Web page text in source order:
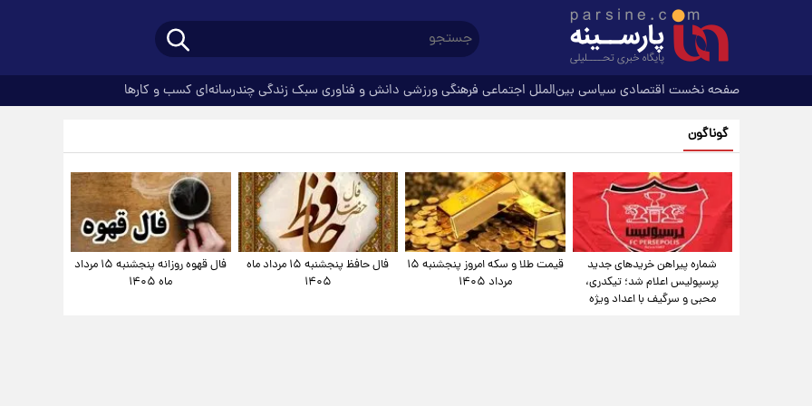
صفحه نخست اقتصادی سیاسی بین‌الملل اجتماعی فرهنگیورزشی دانش و فناوری سبک زندگیچندرسانه‌ای کسب و کارها
گوناگون
شماره پیراهن خریدهای جدید
پرسپولیس اعلام شد؛ تیکدری،
محبی و سرگیف با اعداد ویژه
قیمت طلا و سکه امروز پنجشنبه ۱۵
مرداد ۱۴۰۵
فال حافظ پنجشنبه ۱۵ مرداد ماه
۱۴۰۵
فال قهوه روزانه پنجشنبه ۱۵ مرداد
ماه ۱۴۰۵